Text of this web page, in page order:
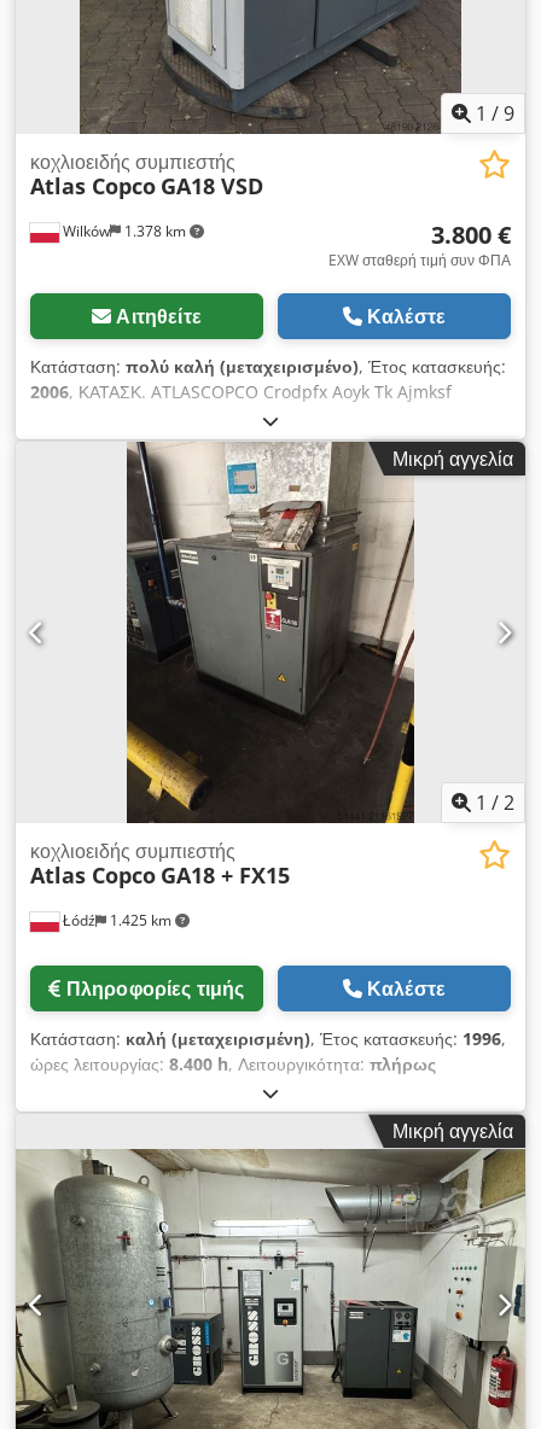
1 /9
Wilków 1.378 km
κοχλιοειδής συμπιεστής
Atlas Copco GA18 VSD
3.800 €
EXW σταθερή τιμή συν ΦΠΑ
Αιτηθείτε Καλέστε
Κατάσταση: πολύ καλή (μεταχειρισμένο), Έτος κατασκευής:
2006, ΚΑΤΑΣΚ. ATLASCOPCO Crodpfx Aoyk Tk Ajmksf
ΤΥΠΟΣ GA18VSD Α/Α API422436 ΕΤΟΣ 2006 ΙΣΧΥΣ (kW)
18,5 ΠΑΡΑΓΩΓΗ (m3/min) 3,35 ΠΙΕΣΗ (bar) 13
Μικρή αγγελία
1 /2
Łódź 1.425 km
κοχλιοειδής συμπιεστής
Atlas Copco GA18 + FX15
Πληροφορίες τιμής Καλέστε
Κατάσταση: καλή (μεταχειρισμένη), Έτος κατασκευής: 1996,
ώρες λειτουργίας: 8.400 h, Λειτουργικότητα: πλήρως
18,5 kW (25,15 ίππους)
πίεση:8 δοκός, Μέγιστη πίεση λειτουργίας: 7,5 bar Ισχύς:
18,5 kW Crjdpsyg H Tijfx Amkof Περίπου 8.400 ώρες
λειτουργίας GA18, έτος κατασκευής 1996 Αφυγραντήρας αέρα
FX15, έτος κατασκευής 2016
Μικρή αγγελία